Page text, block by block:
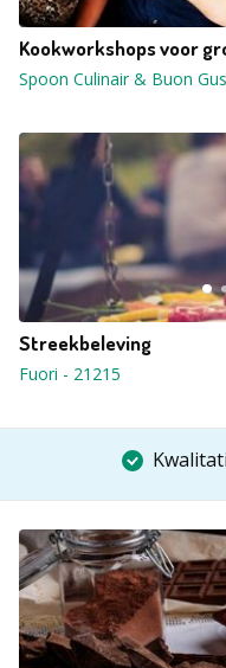
Kookworkshops voor
Spoon Culinair & Buon
Streekbeleving
Fuori - 21215